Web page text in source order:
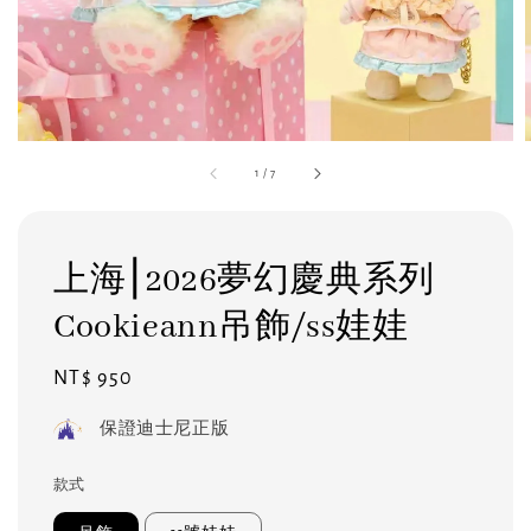
1 /7
上海⎮2026夢幻慶典系列
Cookieann吊飾/ss娃娃
Regular
NT$ 950
保證迪士尼正版
款式